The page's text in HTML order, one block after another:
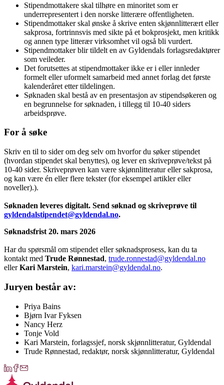
Stipendmottakere skal tilhøre en minoritet som er
underrepresentert i den norske litterære offentligheten.
Stipendmottaker skal ønske å skrive enten skjønnlitterært eller
sakprosa, fortrinnsvis med sikte på et bokprosjekt, men kritikk
og annen type litterær virksomhet vil også bli vurdert.
Stipendmottaker blir tildelt en av Gyldendals forlagsredaktører
som veileder.
Det forutsettes at stipendmottaker ikke er i eller innleder
formelt eller uformelt samarbeid med annet forlag det første
kalenderåret etter tildelingen.
Søknaden skal bestå av en presentasjon av stipendsøkeren og
en begrunnelse for søknaden, i tillegg til 10-40 siders
arbeidsprøve.
For å søke
Skriv en til to sider om deg selv om hvorfor du søker stipendet
(hvordan stipendet skal benyttes), og lever en skriveprøve/tekst på
10-40 sider. Skriveprøven kan være skjønnlitteratur eller sakprosa,
og kan være én eller flere tekster (for eksempel artikler eller
noveller).).
Søknaden leveres digitalt. Send søknad og skriveprøve til
gyldendalstipendet@gyldendal.no.
Søknadsfrist 20. mars 2026
Har du spørsmål om stipendet eller søknadsprosess, kan du ta
kontakt med Trude Rønnestad, trude.ronnestad@gyldendal.no
ellerKari Marstein, kari.marstein@gyldendal.no.
Juryen består av:
Priya Bains
Bjørn Ivar Fyksen
Nancy Herz
Tonje Vold
Kari Marstein, forlagssjef, norsk skjønnlitteratur, Gyldendal
Trude Rønnestad, redaktør, norsk skjønnlitteratur, Gyldendal